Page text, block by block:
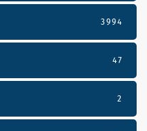
3994
47
2